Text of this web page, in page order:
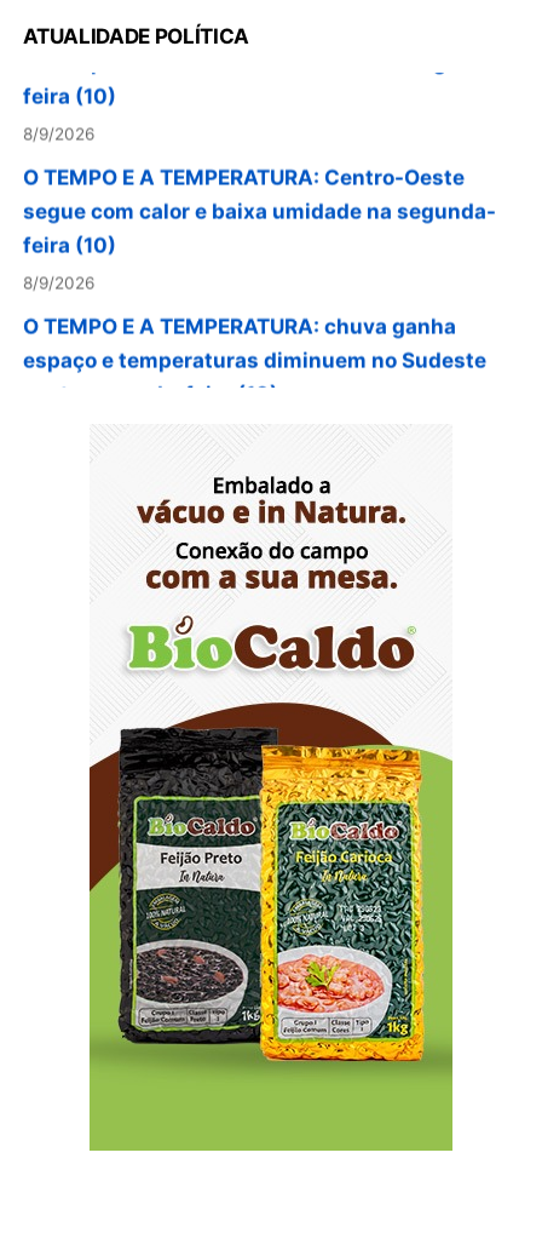
ATUALIDADE POLÍTICA
chuva persiste em áreas do Sul nesta segunda-
8/9/2026
O TEMPO E A TEMPERATURA: Centro-Oeste
segue com calor e baixa umidade na segunda-
feira (10)
8/9/2026
O TEMPO E A TEMPERATURA: chuva ganha
espaço e temperaturas diminuem no Sudeste
nesta segunda-feira (10)
O TEMPO E A TEMPERATURA: segunda mantém
chuva na faixa oeste da Região Norte
O TEMPO E A TEMPERATURA: litoral do Nordeste
permanece com muitas nuvens na segunda-
Argentina à venda: Governo Milei acelera
liquidação do patrimônio público
Memória é fundamental na literatura, diz
escritor Milton Hatoum
8/9/2026
Semana começa com 1.589 vagas nas agências
do trabalhador
Avanço da IA corrói financiamento do jornalismo